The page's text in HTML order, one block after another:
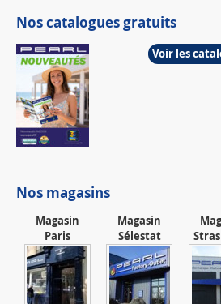
Nos catalogues gratuits
Voir les
Nos magasins
Magasin
Paris
Magasin
Sélestat